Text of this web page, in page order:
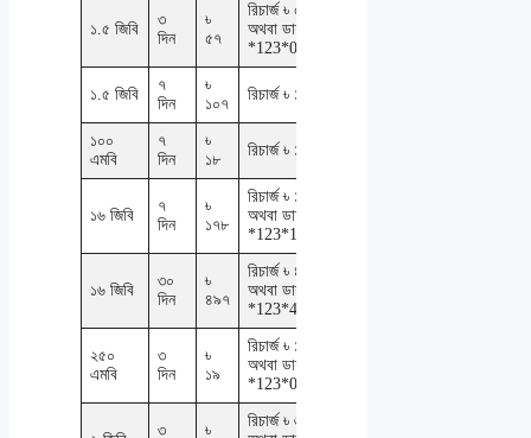
১.৫ জিবি
৩
দিন
৳
৫৭
রিচার্জ ৳ ৫৭
অথবা ডায়াল
*123*057#
১.৫ জিবি
৭
দিন
৳
১০৭
রিচার্জ ৳ ১০৭
১০০
এমবি
৭
দিন
৳
১৮
রিচার্জ ৳ ১৮
১৬ জিবি
৭
দিন
৳
১৭৮
রিচার্জ ৳ ১৭৮
অথবা ডায়াল
*123*178#
১৬ জিবি
৩০
দিন
৳
৪৯৭
রিচার্জ ৳ ৪৯৭
অথবা ডায়াল
*123*497#
২৫০
এমবি
৩
দিন
৳
১৯
রিচার্জ ৳ ১৯
অথবা ডায়াল
*123*019#
৩ ৳
রিচার্জ ৳ ৬৩